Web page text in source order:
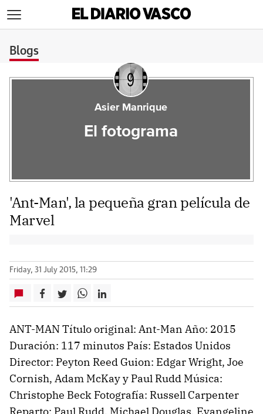
Blogs
Asier Manrique
El fotograma
'Ant-Man', la pequeña gran película de
Marvel
Friday, 31 July 2015, 11:29
ANT-MAN Título original: Ant-Man Año: 2015
Duración: 117 minutos País: Estados Unidos
Director: Peyton Reed Guion: Edgar Wright, Joe
Cornish, Adam McKay y Paul Rudd Música:
Christophe Beck Fotografía: Russell Carpenter